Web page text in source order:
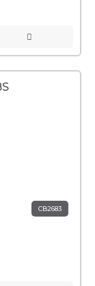
CB2683